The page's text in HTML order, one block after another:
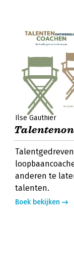
Ilse Gauthier
anderen te
talenten.
Boek bekijken